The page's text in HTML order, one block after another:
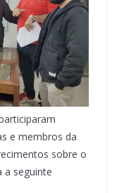
e membros da
sobre o
a seguinte